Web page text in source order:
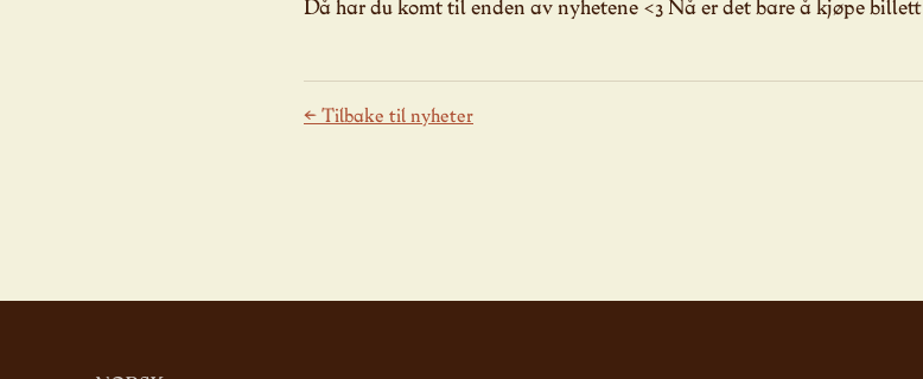
Då har du komt til enden av nyhetene <3 Nå er det bare å kjøpe billett
← Tilbake til nyheter